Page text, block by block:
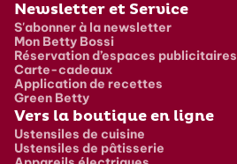
Newsletter et Service
S'abonner à la newsletter
Mon Betty Bossi
Réservation d’espaces publicitaires
Carte-cadeaux
Application de recettes
Green Betty
Vers la boutique en ligne
Ustensiles de cuisine
Ustensiles de pâtisserie